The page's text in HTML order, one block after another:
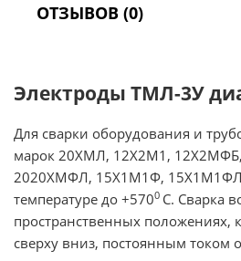
ОТЗЫВОВ (0)
Электроды ТМЛ-3У
Для сварки оборудования и
марок 20ХМЛ, 12Х2М1,
2020ХМФЛ, 15Х1М1Ф,
температуре до +5700 С. Сварка
пространственных положениях,
сверху вниз, постоянным током